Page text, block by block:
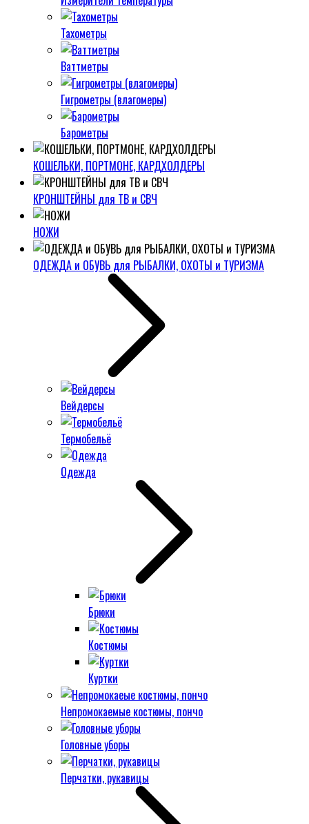
Тахометры
Ваттметры
Гигрометры (влагомеры)
Барометры
КОШЕЛЬКИ, ПОРТМОНЕ, КАРДХОЛДЕРЫ
КРОНШТЕЙНЫ для ТВ и СВЧ
НОЖИ
ОДЕЖДА и ОБУВЬ для РЫБАЛКИ, ОХОТЫ и ТУРИЗМА
Вейдерсы
Термобельё
Одежда
Брюки
Костюмы
Куртки
Непромокаемые костюмы, пончо
Головные уборы
Перчатки, рукавицы